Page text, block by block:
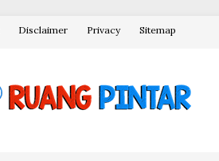
Disclaimer Privacy Sitemap